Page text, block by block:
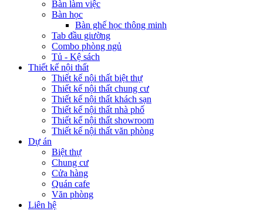
Bàn làm việc
Bàn học
Bàn ghế học thông minh
Tab đầu giường
Combo phòng ngủ
Tủ - Kệ sách
Thiết kế nội thất
Thiết kế nội thất biệt thự
Thiết kế nội thất chung cư
Thiết kế nội thất khách sạn
Thiết kế nội thất nhà phố
Thiết kế nội thất showroom
Thiết kế nội thất văn phòng
Dự án
Biệt thự
Chung cư
Cửa hàng
Quán cafe
Văn phòng
Liên hệ